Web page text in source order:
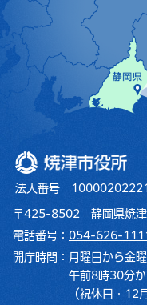
焼津市役所
法人番号
〒425-8502 静岡県焼津
電話番号： 054-626-
開庁時間： 月曜日から金
午前8時30分
（祝休日・12